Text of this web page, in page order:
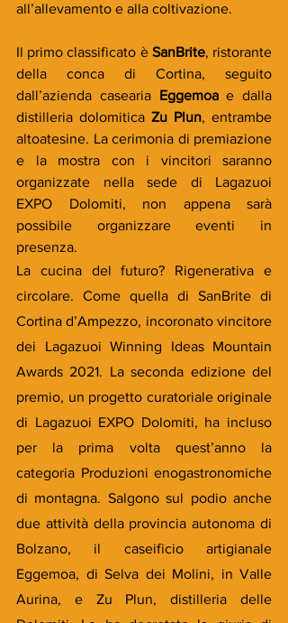
all’allevamento e alla coltivazione.
Il primo classificato è SanBrite, ristorante
della conca di Cortina, seguito
dall’azienda casearia Eggemoa e dalla
distilleria dolomitica Zu Plun, entrambe
altoatesine. La cerimonia di premiazione
e la mostra con i vincitori saranno
organizzate nella sede di Lagazuoi
EXPO Dolomiti, non appena sarà
possibile organizzare eventi in
presenza.
La cucina del futuro? Rigenerativa e
circolare. Come quella di SanBrite di
Cortina d’Ampezzo, incoronato vincitore
dei Lagazuoi Winning Ideas Mountain
Awards 2021. La seconda edizione del
premio, un progetto curatoriale originale
di Lagazuoi EXPO Dolomiti, ha incluso
per la prima volta quest’anno la
categoria Produzioni enogastronomiche
di montagna. Salgono sul podio anche
due attività della provincia autonoma di
Bolzano, il caseificio artigianale
Eggemoa, di Selva dei Molini, in Valle
Aurina, e Zu Plun, distilleria delle